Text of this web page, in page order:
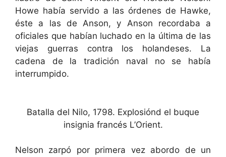
Howe había servido a las órdenes de Hawke,
éste a las de Anson, y Anson recordaba a
oficiales que habían luchado en la última de las
viejas guerras contra los holandeses. La
cadena de la tradición naval no se había
interrumpido.
Batalla del Nilo, 1798. Explosiónd el buque
insignia francés L’Orient.
Nelson zarpó por primera vez abordo de un